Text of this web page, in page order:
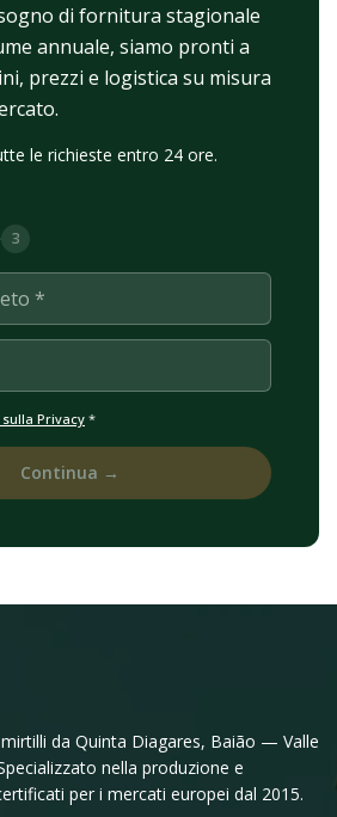
di fornitura stagionale
annuale, siamo pronti a
prezzi e logistica su misura
le richieste entro 24 ore.
3
*
Privacy*
Continua →
da Quinta Diagares, Baião — Valle
nella produzione e
per i mercati europei dal 2015.